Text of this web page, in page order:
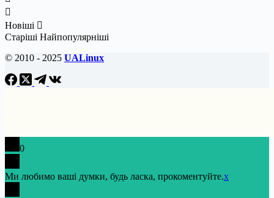
Новіші
Старіші Найпопулярніші
© 2010 - 2025 UALinux
0
Ми любимо ваші думки, будь ласка, прокоментуйте.x